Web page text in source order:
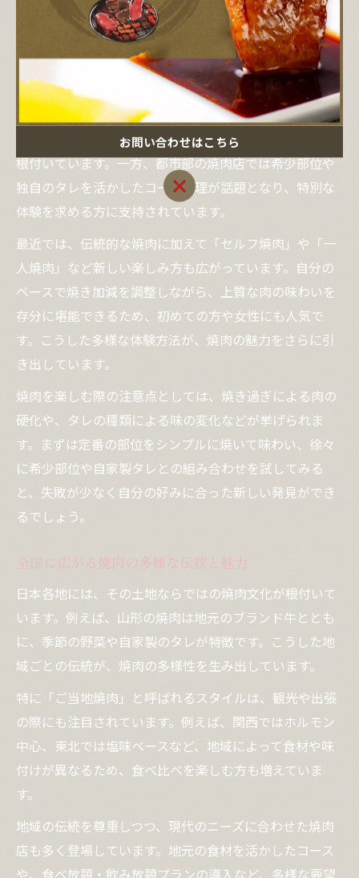
焼肉文化の違いと新しい体験方法を紹介
焼肉の文化は、地域や時代によって異なる個性を見せて
います。例えば、山形では地元産の和牛や新鮮な野菜を
使った焼肉が人気で、家庭でも気軽に楽しむスタイルが
根付いています。一方、都市部の焼肉店では希少部位や
独自のタレを活かしたコース料理が話題となり、特別な
体験を求める方に支持されています。
最近では、伝統的な焼肉に加えて「セルフ焼肉」や「一
人焼肉」など新しい楽しみ方も広がっています。自分の
ペースで焼き加減を調整しながら、上質な肉の味わいを
存分に堪能できるため、初めての方や女性にも人気で
す。こうした多様な体験方法が、焼肉の魅力をさらに引
き出しています。
焼肉を楽しむ際の注意点としては、焼き過ぎによる肉の
硬化や、タレの種類による味の変化などが挙げられま
す。まずは定番の部位をシンプルに焼いて味わい、徐々
に希少部位や自家製タレとの組み合わせを試してみる
と、失敗が少なく自分の好みに合った新しい発見ができ
るでしょう。
全国に広がる焼肉の多様な伝統と魅力
日本各地には、その土地ならではの焼肉文化が根付いて
います。例えば、山形の焼肉は地元のブランド牛ととも
に、季節の野菜や自家製のタレが特徴です。こうした地
域ごとの伝統が、焼肉の多様性を生み出しています。
特に「ご当地焼肉」と呼ばれるスタイルは、観光や出張
の際にも注目されています。例えば、関西ではホルモン
中心、東北では塩味ベースなど、地域によって食材や味
付けが異なるため、食べ比べを楽しむ方も増えていま
す。
地域の伝統を尊重しつつ、現代のニーズに合わせた焼肉
店も多く登場しています。地元の食材を活かしたコース
お問い合わせはこちら
お問い合わせはこちら